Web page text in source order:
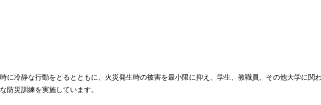
に冷静な行動をとるとともに、火災発生時の被害を最小限に抑え、学生、教職員、その他大学に関
防災訓練を実施しています。